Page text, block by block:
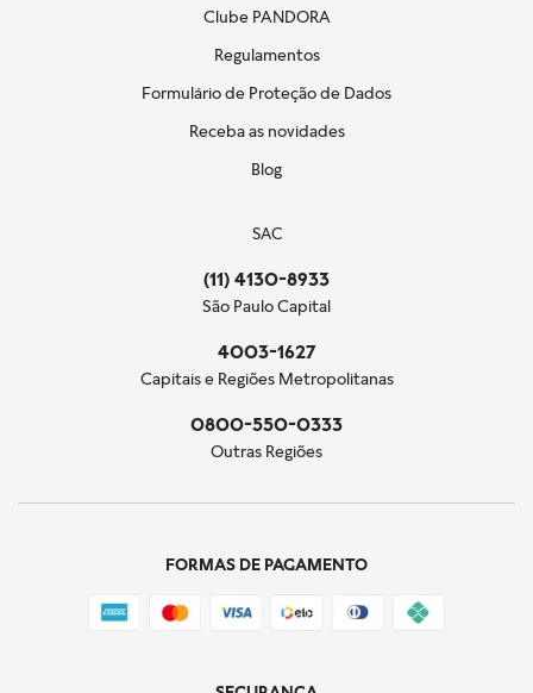
Clube PANDORA
Regulamentos
Formulário de Proteção de Dados
Receba as novidades
Blog
SAC
(11) 4130-8933
São Paulo Capital
4003-1627
Capitais e Regiões Metropolitanas
0800-550-0333
Outras Regiões
FORMAS DE PAGAMENTO